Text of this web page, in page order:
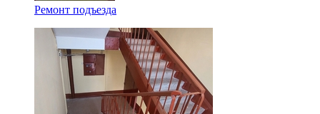
Ремонт подъезда